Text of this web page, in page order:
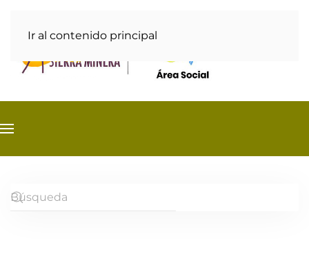
Ir al contenido principal